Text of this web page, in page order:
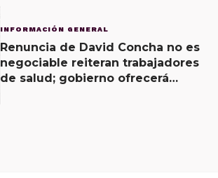
INFORMACIÓN GENERAL
Renuncia de David Concha no es
negociable reiteran trabajadores
de salud; gobierno ofrecerá